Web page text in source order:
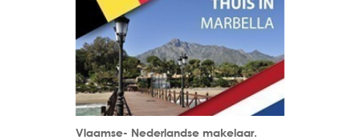
Vlaamse- Nederlandse makelaar.